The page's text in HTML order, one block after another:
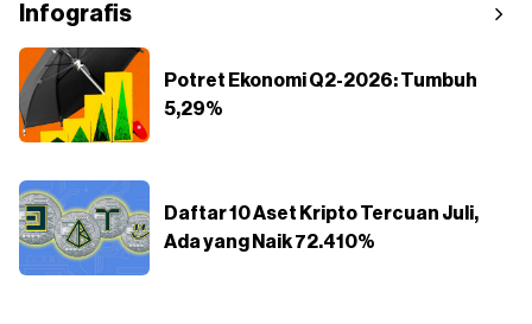
Infografis
Potret Ekonomi Q2-2026: Tumbuh
5,29%
Daftar 10 Aset Kripto Tercuan Juli,
Ada yang Naik 72.410%